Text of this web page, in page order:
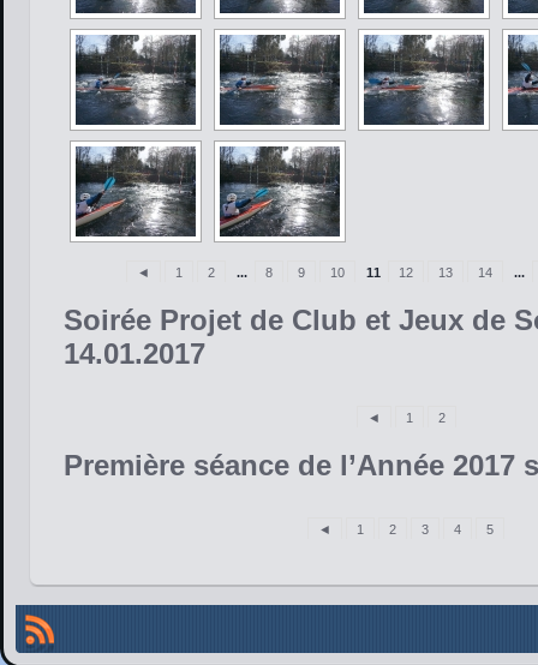
◄ 1 2 ... 8 9 10 11 12 13 14 ...
Soirée Projet de Club et Jeux de
14.01.2017
◄ 1 2
Première séance de l’Année 2017
◄ 1 2 3 4 5